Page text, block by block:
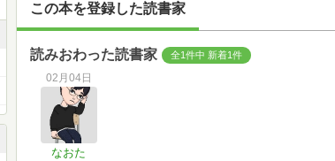
この本を登録した読書家
読みおわった読書家 全1件中 新着1件
02月04日
なおた